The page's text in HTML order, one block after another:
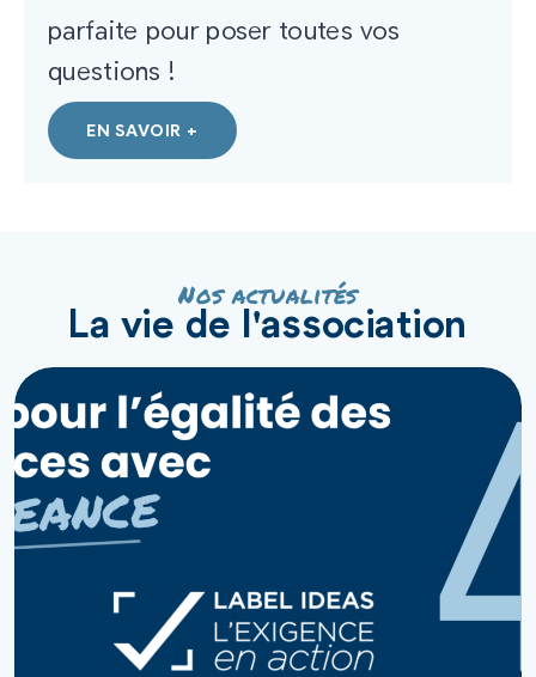
parfaite pour poser toutes vos
questions !
EN SAVOIR +
Nos actualités
La vie de l'association